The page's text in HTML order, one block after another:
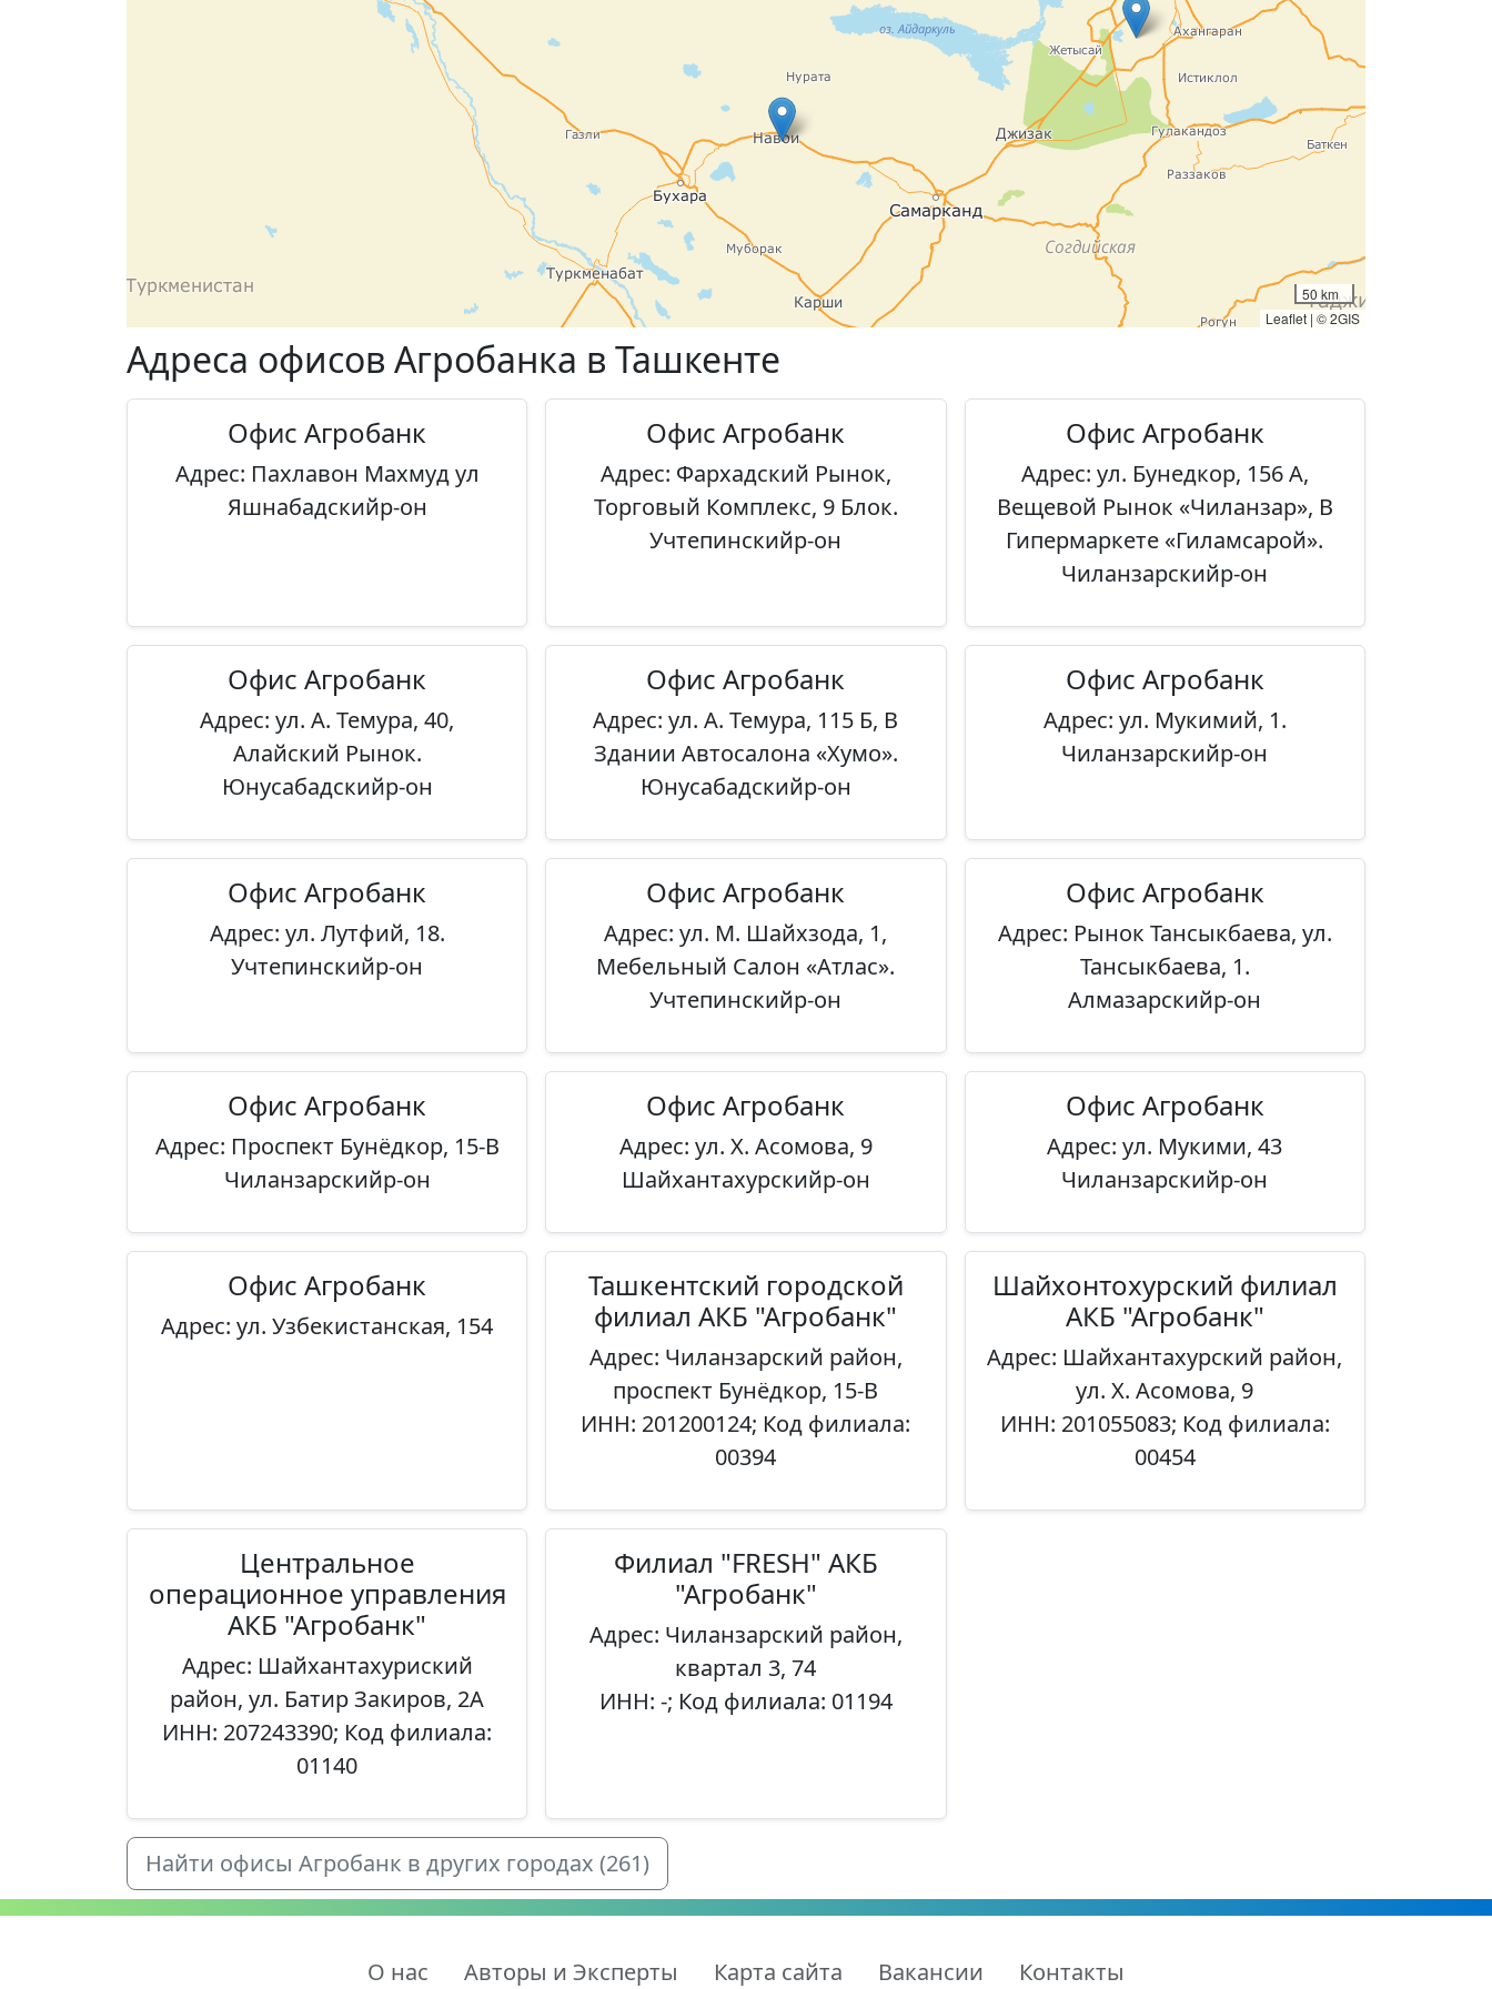
50 km
Leaflet | © 2GIS
Адреса офисов Агробанка в Ташкенте
Офис Агробанк
Адрес: Пахлавон Махмуд ул
Яшнабадскийр-он
Офис Агробанк
Адрес: Фархадский Рынок,
Торговый Комплекс, 9 Блок.
Учтепинскийр-он
Офис Агробанк
Адрес: ул. Бунедкор, 156 А,
Вещевой Рынок «Чиланзар», В
Гипермаркете «Гиламсарой».
Чиланзарскийр-он
Офис Агробанк
Адрес: ул. А. Темура, 40,
Алайский Рынок.
Юнусабадскийр-он
Офис Агробанк
Адрес: ул. А. Темура, 115 Б, В
Здании Автосалона «Хумо».
Юнусабадскийр-он
Офис Агробанк
Адрес: ул. Мукимий, 1.
Чиланзарскийр-он
Офис Агробанк
Адрес: ул. Лутфий, 18.
Учтепинскийр-он
Офис Агробанк
Адрес: ул. М. Шайхзода, 1,
Мебельный Салон «Атлас».
Учтепинскийр-он
Офис Агробанк
Адрес: Рынок Тансыкбаева, ул.
Тансыкбаева, 1.
Алмазарскийр-он
Офис Агробанк
Адрес: Проспект Бунёдкор, 15-B
Чиланзарскийр-он
Офис Агробанк
Адрес: ул. Х. Асомова, 9
Шайхантахурскийр-он
Офис Агробанк
Адрес: ул. Мукими, 43
Чиланзарскийр-он
Офис Агробанк
Адрес: ул. Узбекистанская, 154
Ташкентский городской
филиал АКБ "Агробанк"
Адрес: Чиланзарский район,
проспект Бунёдкор, 15-B
ИНН: 201200124; Код филиала:
00394
Шайхонтохурский филиал
АКБ "Агробанк"
Адрес: Шайхантахурский район,
ул. Х. Асомова, 9
ИНН: 201055083; Код филиала:
00454
Центральное
операционное управления
АКБ "Агробанк"
Адрес: Шайхантахуриский
район, ул. Батир Закиров, 2А
ИНН: 207243390; Код филиала:
01140
Филиал "FRESH" АКБ
"Агробанк"
Адрес: Чиланзарский район,
квартал 3, 74
ИНН: -; Код филиала: 01194
Найти офисы Агробанк в других городах (261)
О нас Авторы и Эксперты Карта сайта Вакансии Контакты